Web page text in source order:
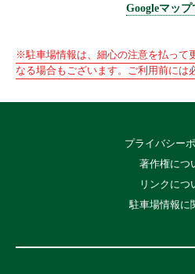
Googleマップ
※駐車場情報は、細心の注意を払って
なる場合もございます。ご利用前には
プライバシー
著作権につ
リンクにつ
駐車場情報に